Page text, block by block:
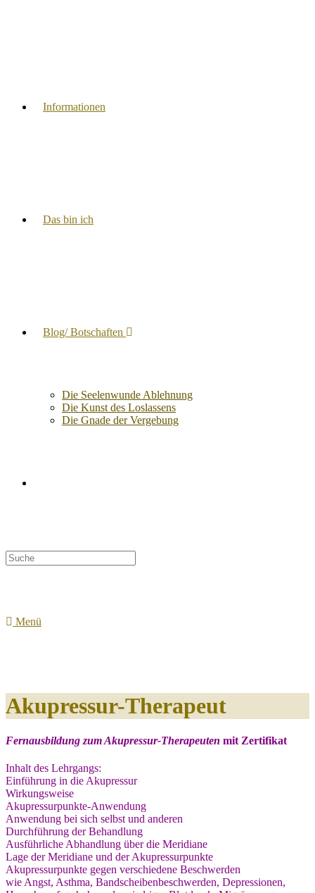
Informationen
Das bin ich
Blog/ Botschaften
Die Seelenwunde Ablehnung
Die Kunst des Loslassens
Die Gnade der Vergebung
Suche
nach:
Menü
Akupressur-Therapeut
Fernausbildung zum Akupressur-Therapeuten mit Zertifikat
Inhalt des Lehrgangs:
Einführung in die Akupressur
Wirkungsweise
Akupressurpunkte-Anwendung
Anwendung bei sich selbst und anderen
Durchführung der Behandlung
Ausführliche Abhandlung über die Meridiane
Lage der Meridiane und der Akupressurpunkte
Akupressurpunkte gegen verschiedene Beschwerden
wie Angst, Asthma, Bandscheibenbeschwerden, Depressionen,